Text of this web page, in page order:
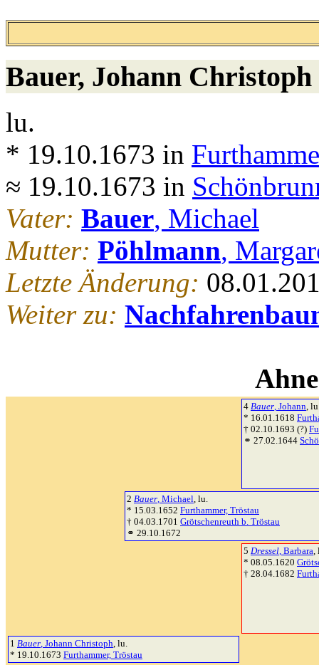
Bauer, Johann Christoph
lu.
* 19.10.1673 in
≈ 19.10.1673 in
Vater: Bauer, Michael
Mutter: Pöhlmann,
Letzte Änderung:
Weiter zu:
4 Bauer, Johann,
* 16.01.1618
† 02.10.1693 (?)
⚭ 27.02.1644
2 Bauer, Michael, lu.
* 15.03.1652 Furthammer, Tröstau
† 04.03.1701 Grötschenreuth b. Tröstau
⚭ 29.10.1672
5 Dressel, Barbara,
* 08.05.1620
† 28.04.1682
1 Bauer, Johann Christoph, lu.
* 19.10.1673 Furthammer, Tröstau